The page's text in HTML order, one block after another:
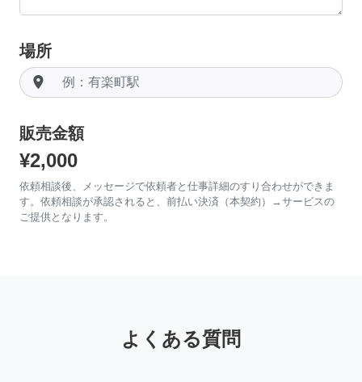
場所
room
販売金額
¥2,000
依頼相談後、メッセージで依頼者と仕事詳細のすり合わせができま
す。依頼相談が承認されると、前払い決済（本契約）→サービスの
ご提供となります。
よくある質問